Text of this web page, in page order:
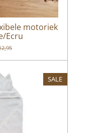
motoriek
Ecru
SALE